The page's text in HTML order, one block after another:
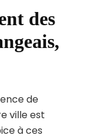
des
de
ville est
à ces